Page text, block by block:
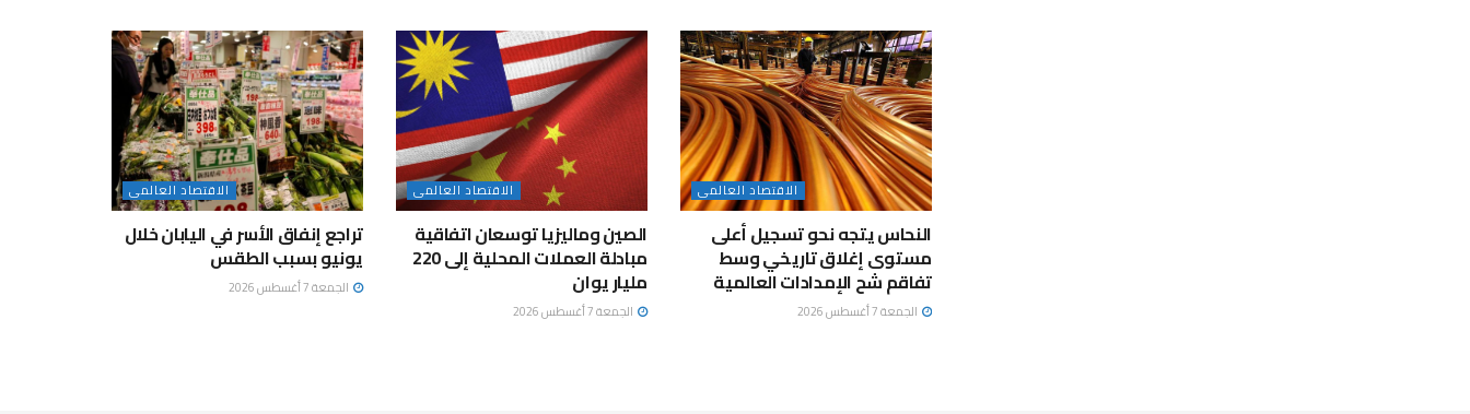
الاقتصاد العالمى
النحاس يتجه نحو تسجيل أعلى
مستوى إغلاق تاريخي وسط
تفاقم شح الإمدادات العالمية
الجمعة 7 أغسطس 2026
الاقتصاد العالمى
الصين وماليزيا توسعان اتفاقية
مبادلة العملات المحلية إلى 220
مليار يوان
الجمعة 7 أغسطس 2026
الاقتصاد العالمى
تراجع إنفاق الأسر في اليابان خلال
يونيو بسبب الطقس
الجمعة 7 أغسطس 2026